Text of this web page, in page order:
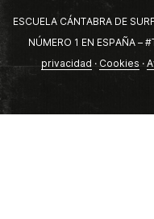
ESCUELA CÁNTABRA DE
NÚMERO 1 EN ESPAÑA –
privacidad · Cookies ·